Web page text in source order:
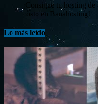
¡Consigue tu hosting
costo en Banahosting!
Lo más leído